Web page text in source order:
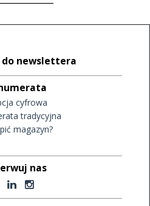
do newslettera
cyfrowa
tradycyjna
magazyn?
nas